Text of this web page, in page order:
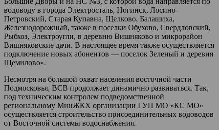
водоводу в города Электросталь, Ногинск, Лосино-
Петровский, Старая Купавна, Щелково, Балашиха,
Железнодорожный, также в поселки Обухово, Свердловский,
Рыбхоз, Электроугли, в деревню Вишняково и микрорайон
Вишняковские дачи. В настоящее время также осуществляется
подключение новых абонентов — поселок Зеленый и деревня
Щемилово».
Несмотря на большой охват населения восточной части
Подмосковья, ВСВ продолжает динамично развиваться. Так,
под техническим контролем подведомственной
региональному МинЖКХ организации ГУП МО «КС МО»
осуществляется строительство присоединительных водоводов
от Восточной системы водоснабжения.